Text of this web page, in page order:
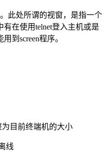
此处所谓的视窗，是指一个
在使用telnet登入主机或是
到screen程序。
目前终端机的大小
线